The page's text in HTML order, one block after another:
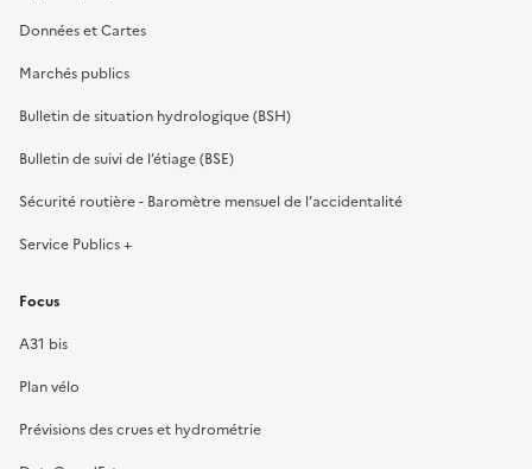
Données et Cartes
Marchés publics
Bulletin de situation hydrologique (BSH)
Bulletin de suivi de l’étiage (BSE)
Sécurité routière - Baromètre mensuel de l’accidentalité
Service Publics +
Focus
A31 bis
Plan vélo
Prévisions des crues et hydrométrie